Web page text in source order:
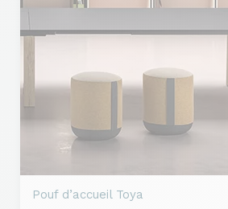
Pouf d’accueil Toya